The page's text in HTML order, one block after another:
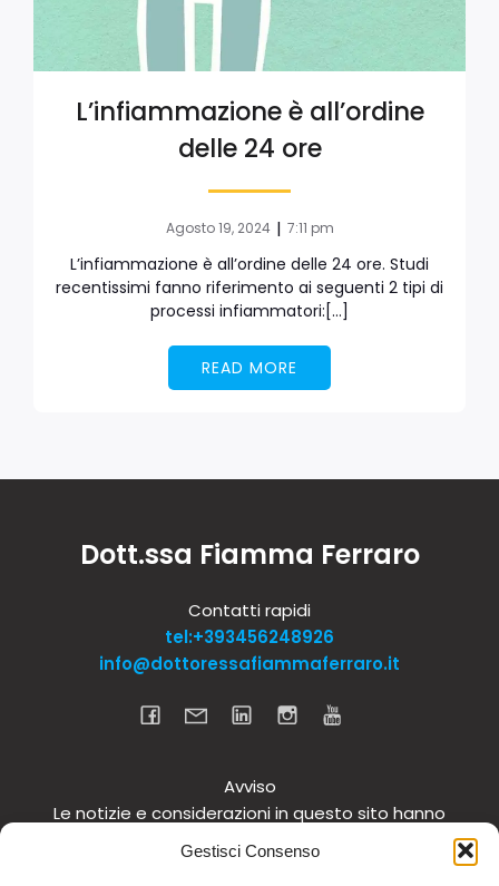
Gestisci Consenso
L’infiammazione è all’ordine
delle 24 ore
Agosto 19, 2024 | 7:11 pm
L’infiammazione è all’ordine delle 24 ore. Studi
recentissimi fanno riferimento ai seguenti 2 tipi di
processi infiammatori:[…]
READ MORE
Dott.ssa Fiamma Ferraro
Contatti rapidi
tel:+393456248926
info@dottoressafiammaferraro.it
Avviso
Le notizie e considerazioni in questo sito hanno
carattere informativo generale e non intendono in
alcun modo dare consigli medici. Si raccomanda di